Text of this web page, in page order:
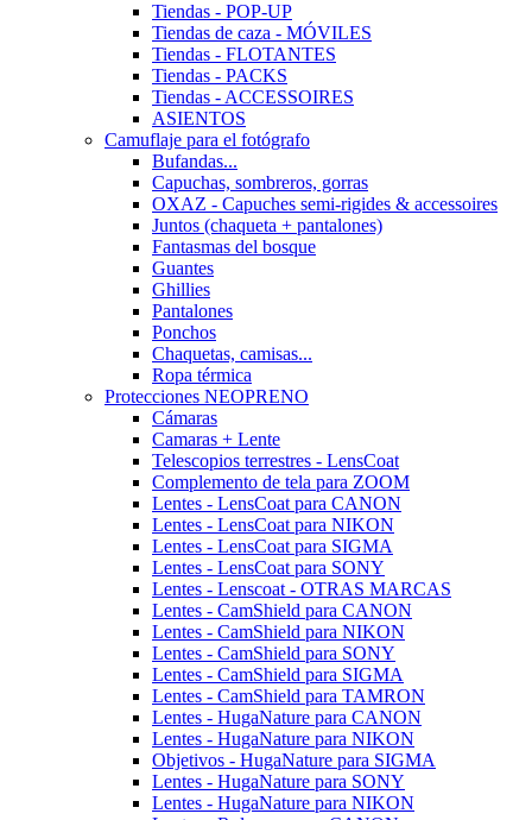
Tiendas - POP-UP
Tiendas de caza - MÓVILES
Tiendas - FLOTANTES
Tiendas - PACKS
Tiendas - ACCESSOIRES
ASIENTOS
Camuflaje para el fotógrafo
Bufandas...
Capuchas, sombreros, gorras
OXAZ - Capuches semi-rigides & accessoires
Juntos (chaqueta + pantalones)
Fantasmas del bosque
Guantes
Ghillies
Pantalones
Ponchos
Chaquetas, camisas...
Ropa térmica
Protecciones NEOPRENO
Cámaras
Camaras + Lente
Telescopios terrestres - LensCoat
Complemento de tela para ZOOM
Lentes - LensCoat para CANON
Lentes - LensCoat para NIKON
Lentes - LensCoat para SIGMA
Lentes - LensCoat para SONY
Lentes - Lenscoat - OTRAS MARCAS
Lentes - CamShield para CANON
Lentes - CamShield para NIKON
Lentes - CamShield para SONY
Lentes - CamShield para SIGMA
Lentes - CamShield para TAMRON
Lentes - HugaNature para CANON
Lentes - HugaNature para NIKON
Objetivos - HugaNature para SIGMA
Lentes - HugaNature para SONY
Lentes - HugaNature para NIKON